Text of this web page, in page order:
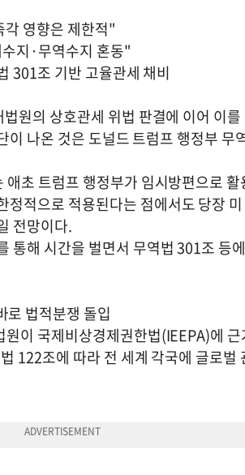
영향은 제한적"
지·무역수지 혼동"
301조 기반 고율관세 채비
원의 상호관세 위법 판결에 이어 이
나온 것은 도널드 트럼프 행정부 무
초 트럼프 행정부가 임시방편으로
적으로 적용된다는 점에서도 당장
전망이다.
통해 시간을 벌면서 무역법 301조 등
법적분쟁 돌입
이 국제비상경제권한법(IEEPA)에
122조에 따라 전 세계 각국에 글로벌